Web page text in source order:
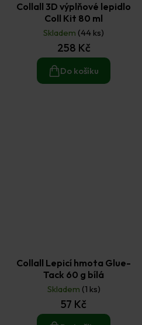
Collall 3D výplňové lepidlo
Coll Kit 80 ml
Skladem (44 ks)
258 Kč
Do košíku
Collall Lepicí hmota Glue-
Tack 60 g bílá
Skladem (1 ks)
57 Kč